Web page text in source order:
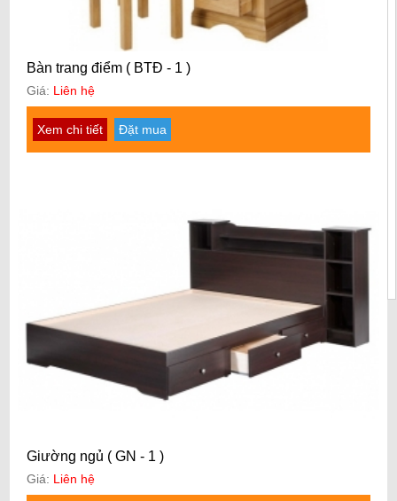
Bàn trang điểm ( BTĐ - 1 )
Giá: Liên hệ
Xem chi tiết Đặt mua
Giường ngủ ( GN - 1 )
Giá: Liên hệ